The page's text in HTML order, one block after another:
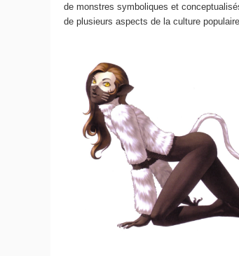
de monstres symboliques et
de plusieurs aspects de la culture